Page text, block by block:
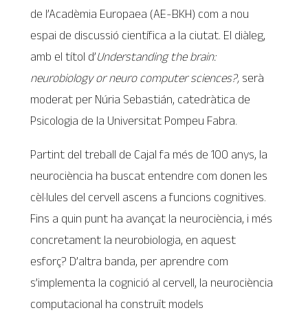
de l’Acadèmia Europaea (AE-BKH) com a nou
espai de discussió científica a la ciutat. El diàleg,
amb el títol d’Understanding the brain:
neurobiology or neuro computer sciences?, serà
moderat per Núria Sebastián, catedràtica de
Psicologia de la Universitat Pompeu Fabra.
Partint del treball de Cajal fa més de 100 anys, la
neurociència ha buscat entendre com donen les
cèl·lules del cervell ascens a funcions cognitives.
Fins a quin punt ha avançat la neurociència, i més
concretament la neurobiologia, en aquest
esforç? D’altra banda, per aprendre com
s’implementa la cognició al cervell, la neurociència
computacional ha construït models